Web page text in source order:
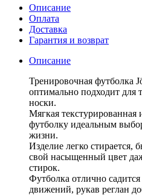
Описание
Оплата
Доставка
Гарантия и возврат
Описание
Тренировочная футболка
оптимально подходит для
носки.
Мягкая текстурированная
футболку идеальным
жизни.
Изделие легко стирается,
свой насыщенный цвет
стирок.
Футболка отлично
движений, рукав реглан